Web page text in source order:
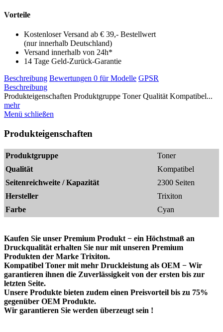
Vorteile
Kostenloser Versand ab € 39,- Bestellwert
(nur innerhalb Deutschland)
Versand innerhalb von 24h*
14 Tage Geld-Zurück-Garantie
Beschreibung Bewertungen 0 für Modelle GPSR
Beschreibung
Produkteigenschaften Produktgruppe Toner Qualität Kompatibel...
mehr
Menü schließen
Produkteigenschaften
Produktgruppe
Toner
Qualität
Kompatibel
Seitenreichweite / Kapazität
2300 Seiten
Hersteller
Trixiton
Farbe
Cyan
Kaufen Sie unser Premium Produkt − ein Höchstmaß an
Druckqualität erhalten Sie nur mit unseren Premium
Produkten der Marke Trixiton.
Kompatibel Toner mit mehr Druckleistung als OEM − Wir
garantieren ihnen die Zuverlässigkeit von der ersten bis zur
letzten Seite.
Unsere Produkte bieten zudem einen Preisvorteil bis zu 75%
gegenüber OEM Produkte.
Wir garantieren Sie werden überzeugt sein !